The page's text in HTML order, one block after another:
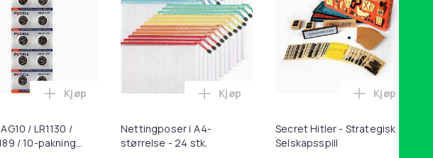
SoundLink Black i handlekurven
6-rørs fotpedal motstandsbånd - mage- og kjernetrening, yoga og
/ LR1130 /
/ 10-pakning
Legg Batteri AG10 / LR1130 / LR54 / 189 / 10-pakning PKcell i
Kjøp
Nettingposer i A4-
størrelse - 24 stk.
Legg Nettingposer i A4-størrelse - 24
Kjøp
Secret Hitler - Strategisk
Selskapsspill
Legg
Kjøp